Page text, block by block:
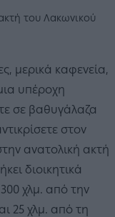
του Λακωνικού
μερικά καφενεία,
υπέροχη
σε βαθυγάλαζα
στον
ανατολική ακτή
διοικητικά
300 χλμ. από την
25 χλμ. από τη